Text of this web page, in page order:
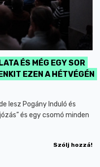
ÉS MÉG EGY SOR
EZEN A HÉTVÉGÉN
lesz Pogány Induló és
és egy csomó minden
Szólj hozzá!